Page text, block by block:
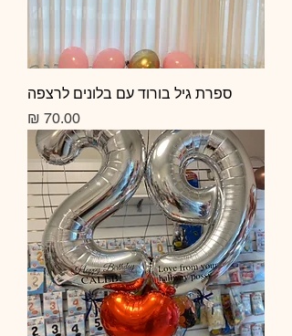
ספרת גיל בורוד עם בלונים לרצפה
מחיר